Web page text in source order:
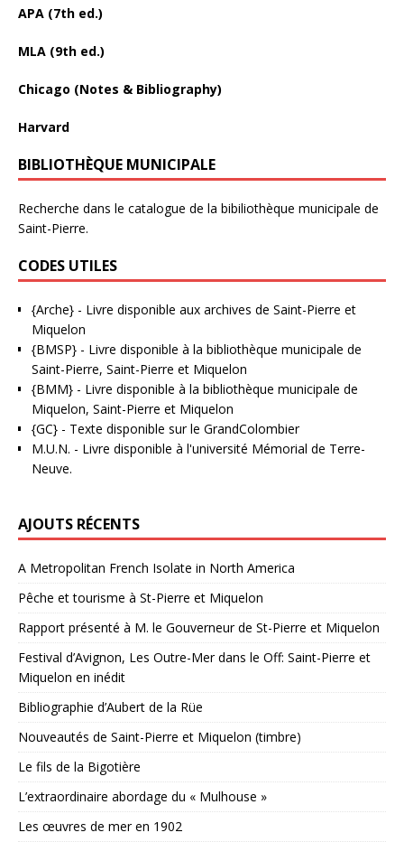
APA (7th ed.)
MLA (9th ed.)
Chicago (Notes & Bibliography)
Harvard
BIBLIOTHÈQUE MUNICIPALE
Recherche dans le catalogue de la bibiliothèque municipale de
Saint-Pierre.
CODES UTILES
{Arche} - Livre disponible aux archives de Saint-Pierre et
Miquelon
{BMSP} - Livre disponible à la bibliothèque municipale de
Saint-Pierre, Saint-Pierre et Miquelon
{BMM} - Livre disponible à la bibliothèque municipale de
Miquelon, Saint-Pierre et Miquelon
{GC} - Texte disponible sur le GrandColombier
M.U.N. - Livre disponible à l'université Mémorial de Terre-
Neuve.
AJOUTS RÉCENTS
A Metropolitan French Isolate in North America
Pêche et tourisme à St-Pierre et Miquelon
Rapport présenté à M. le Gouverneur de St-Pierre et Miquelon
Festival d’Avignon, Les Outre-Mer dans le Off: Saint-Pierre et
Miquelon en inédit
Bibliographie d’Aubert de la Rüe
Nouveautés de Saint-Pierre et Miquelon (timbre)
Le fils de la Bigotière
L’extraordinaire abordage du « Mulhouse »
Les œuvres de mer en 1902